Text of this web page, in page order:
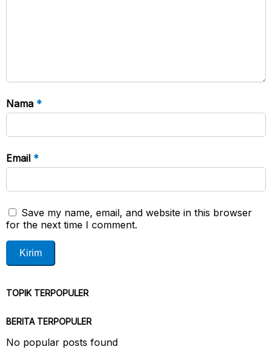
Nama *
Email *
Save my name, email, and website in this browser
for the next time I comment.
TOPIK TERPOPULER
BERITA TERPOPULER
No popular posts found